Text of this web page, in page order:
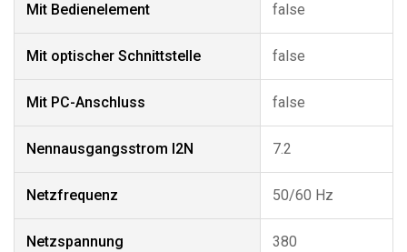
Mit Bedienelement false
Mit optischer Schnittstelle false
Mit PC-Anschluss false
Nennausgangsstrom I2N 7.2
Netzfrequenz 50/60 Hz
Netzspannung 380